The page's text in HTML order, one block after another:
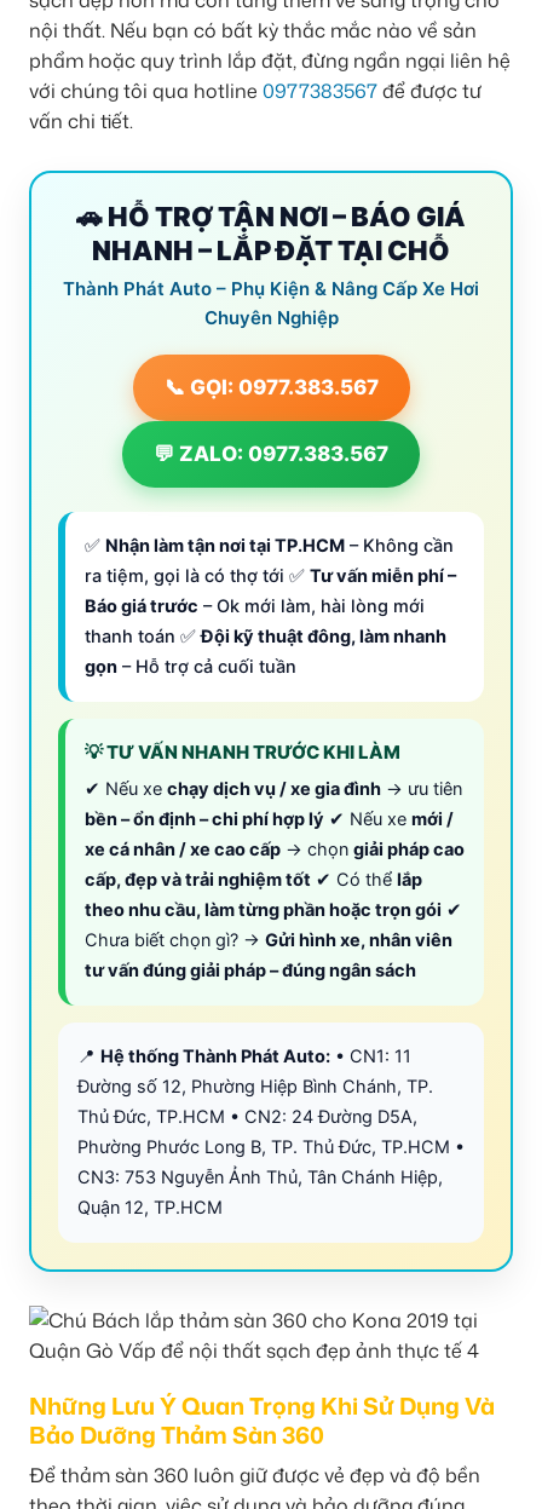
nội thất. Nếu bạn có bất kỳ thắc mắc nào về sản
phẩm hoặc quy trình lắp đặt, đừng ngần ngại liên hệ
với chúng tôi qua hotline 0977383567để được tư
vấn chi tiết.
🚗 HỖ TRỢ TẬN NƠI – BÁO GIÁ
NHANH – LẮP ĐẶT TẠI CHỖ
Thành Phát Auto – Phụ Kiện & Nâng Cấp Xe Hơi
Chuyên Nghiệp
📞 GỌI: 0977.383.567
💬 ZALO: 0977.383.567
✅ Nhận làm tận nơi tại TP.HCM – Không cần
ra tiệm, gọi là có thợ tới ✅ Tư vấn miễn phí –
Báo giá trước – Ok mới làm, hài lòng mới
thanh toán ✅Đội kỹ thuật đông, làm nhanh
gọn – Hỗ trợ cả cuối tuần
💡 TƯ VẤN NHANH TRƯỚC KHI LÀM
✔ Nếu xe chạy dịch vụ / xe gia đình → ưu tiên
bền – ổn định – chi phí hợp lý ✔ Nếu xe mới /
xe cá nhân / xe cao cấp → chọn giải pháp cao
cấp, đẹp và trải nghiệm tốt ✔ Có thể lắp
theo nhu cầu, làm từng phần hoặc trọn gói ✔
Chưa biết chọn gì? → Gửi hình xe, nhân viên
tư vấn đúng giải pháp – đúng ngân sách
📍 Hệ thống Thành Phát Auto: • CN1: 11
Đường số 12, Phường Hiệp Bình Chánh, TP.
Thủ Đức, TP.HCM • CN2: 24 Đường D5A,
Phường Phước Long B, TP. Thủ Đức, TP.HCM •
CN3: 753 Nguyễn Ảnh Thủ, Tân Chánh Hiệp,
Quận 12, TP.HCM
Những Lưu Ý Quan Trọng Khi Sử Dụng Và
Bảo Dưỡng Thảm Sàn 360
Để thảm sàn 360 luôn giữ được vẻ đẹp và độ bền